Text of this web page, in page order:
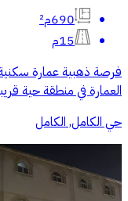
690م²
15م
العمارة في منطقة حية
حي الكامل, الكامل